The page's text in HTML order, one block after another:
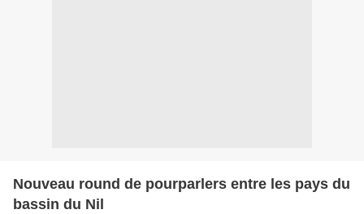
Nouveau round de pourparlers entre les pays du
bassin du Nil